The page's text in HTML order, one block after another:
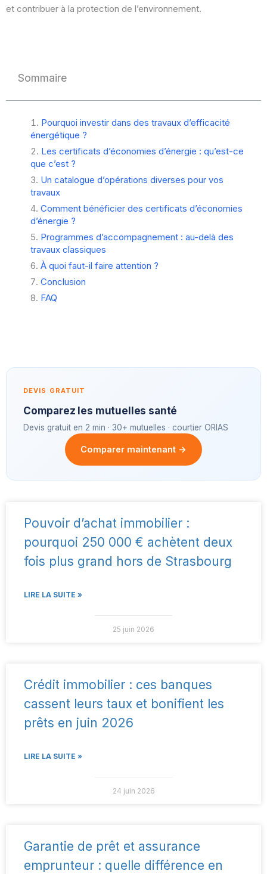
et contribuer à la protection de l’environnement.
Sommaire
Pourquoi investir dans des travaux d’efficacité
énergétique ?
Les certificats d’économies d’énergie : qu’est-ce
que c’est ?
Un catalogue d’opérations diverses pour vos
travaux
Comment bénéficier des certificats d’économies
d’énergie ?
Programmes d’accompagnement : au-delà des
travaux classiques
À quoi faut-il faire attention ?
Conclusion
FAQ
DEVIS GRATUIT
Comparez les mutuelles santé
Devis gratuit en 2 min · 30+ mutuelles · courtier ORIAS
Comparer maintenant →
Pouvoir d’achat immobilier :
pourquoi 250 000 € achètent deux
fois plus grand hors de Strasbourg
LIRE LA SUITE »
25 juin 2026
Crédit immobilier : ces banques
cassent leurs taux et bonifient les
prêts en juin 2026
LIRE LA SUITE »
24 juin 2026
Garantie de prêt et assurance
emprunteur : quelle différence en